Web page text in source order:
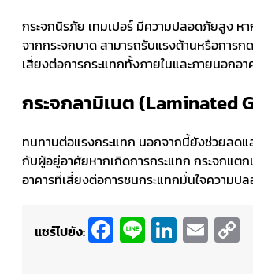
กระจกนิรภัย เทมเปอร์ มีความปลอดภัยสูง ห
จากกระจกบาด สามารถรับแรงต้านหรือการก
เสี่ยงต่อการกระแทกทั้งภายในและภายนอกอา
กระจกลามิเนต (Laminated
ทนทานต่อแรงกระแทก นอกจากนี้ยังช่วยลดแ
กับผู้อยู่อาศัยหากเกิดการกระแทก กระจกแต
อาคารที่เสี่ยงต่อการชนกระแทกมั่นใจความป
แชร์ไปยัง: Facebook
LineLinkedIn
Email